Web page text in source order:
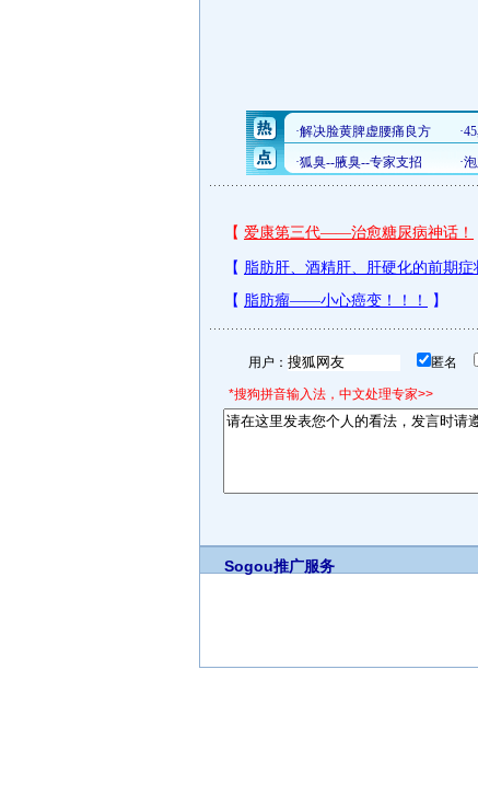
用户： 匿名
*搜狗拼音输入法，中文处理专家>>
Sogou推广服务